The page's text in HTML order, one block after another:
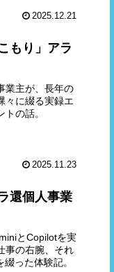
2025.12.21
もり」アラ
業主が、長年の
々に綴る実録エ
の話。
2025.11.23
還個人事業
とCopilotを実
事の右腕、それ
った体験記。